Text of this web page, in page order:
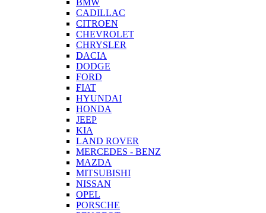
BMW
CADILLAC
CITROEN
CHEVROLET
CHRYSLER
DACIA
DODGE
FORD
FIAT
HYUNDAI
HONDA
JEEP
KIA
LAND ROVER
MERCEDES - BENZ
MAZDA
MITSUBISHI
NISSAN
OPEL
PORSCHE